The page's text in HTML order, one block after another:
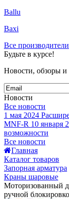
Ballu
Baxi
Все производители
Будьте в курсе!
Новости, обзоры и
Новости
Все новости
1 мая 2024
MNF-R 10 января
возможности
Все новости
Главная
Каталог товаров
Запорная арматура
Краны шаровые
Моторизованный
ручной